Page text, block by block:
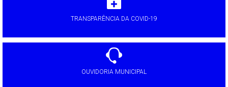
TRANSPARÊNCIA DA COVID-19
OUVIDORIA MUNICIPAL